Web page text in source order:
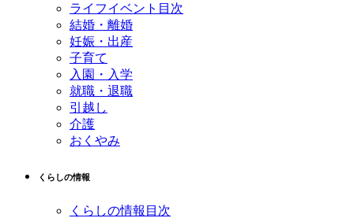
ライフイベント目次
結婚・離婚
妊娠・出産
子育て
入園・入学
就職・退職
引越し
介護
おくやみ
くらしの情報
くらしの情報目次